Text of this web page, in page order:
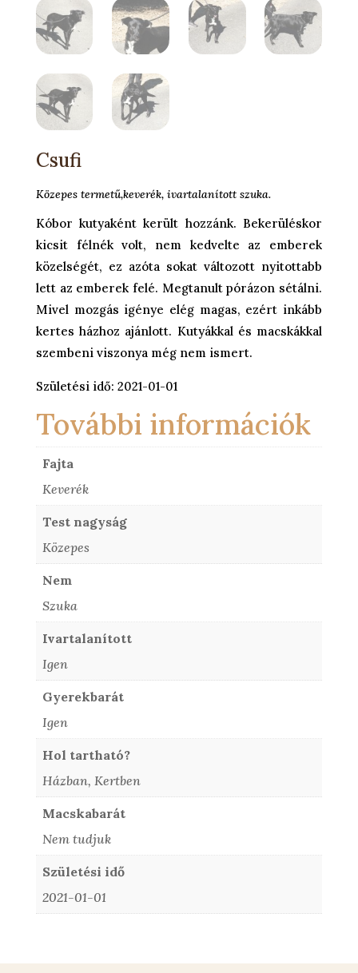
Csufi
Közepes termetű,keverék, ivartalanított szuka.
Kóbor kutyaként került hozzánk. Bekerüléskor
kicsit félnék volt, nem kedvelte az emberek
közelségét, ez azóta sokat változott nyitottabb
lett az emberek felé. Megtanult pórázon sétálni.
Mivel mozgás igénye elég magas, ezért inkább
kertes házhoz ajánlott. Kutyákkal és macskákkal
szembeni viszonya még nem ismert.
Születési idő: 2021-01-01
További információk
Fajta
Keverék
Test nagyság
Közepes
Nem
Szuka
Ivartalanított
Igen
Gyerekbarát
Igen
Hol tartható?
Házban, Kertben
Macskabarát
Nem tudjuk
Születési idő
2021-01-01